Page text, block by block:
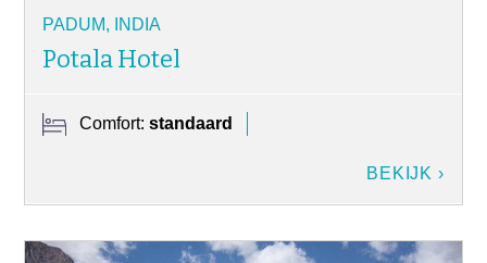
PADUM, INDIA
Potala Hotel
Comfort:standaard
BEKIJK ›